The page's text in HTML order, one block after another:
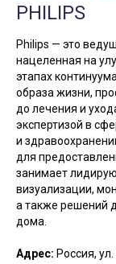
PHILIPS
Philips — это
нацеленная на
этапах
образа жизни,
до лечения и
экспертизой в
и
для
занимает
визуализации,
а также решений
дома.
Адрес: Россия,